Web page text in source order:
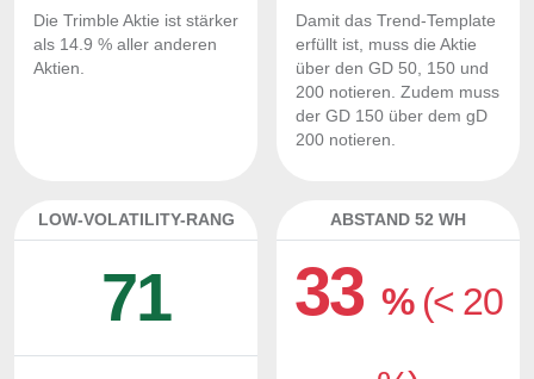
Die Trimble Aktie ist stärker
als 14.9 % aller anderen
Aktien.
Damit das Trend-Template
erfüllt ist, muss die Aktie
über den GD 50, 150 und
200 notieren. Zudem muss
der GD 150 über dem gD
200 notieren.
LOW-VOLATILITY-RANG
71
ABSTAND 52 WH
33% (< 20